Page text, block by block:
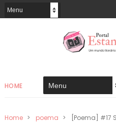
HOME
Home > poema > [Poema]